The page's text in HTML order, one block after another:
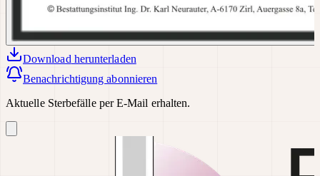
Download herunterladen
Benachrichtigung abonnieren
Aktuelle Sterbefälle per E-Mail erhalten.